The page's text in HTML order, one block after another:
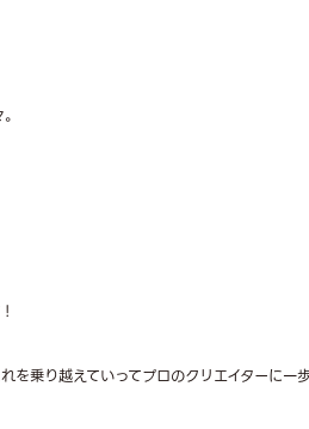
を乗り越えていってプロのクリエイターに一